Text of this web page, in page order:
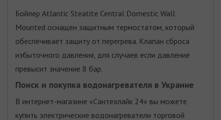
Бойлер Atlantic Steatite Central Domestic Wall
Mounted оснащен защитным термостатом, который
обеспечивает защиту от перегрева. Клапан сброса
избыточного давления, для случаев если давление
превысит значение 8 бар.
Поиск и покупка водонагревателя в Украине
В интернет-магазине «Сантехлайк 24» вы можете
купить электрические водонагреватели торговой